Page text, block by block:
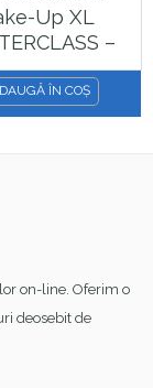
Up XL
–
LR312
ÎN COȘ
on-line. Oferim o
deosebit de